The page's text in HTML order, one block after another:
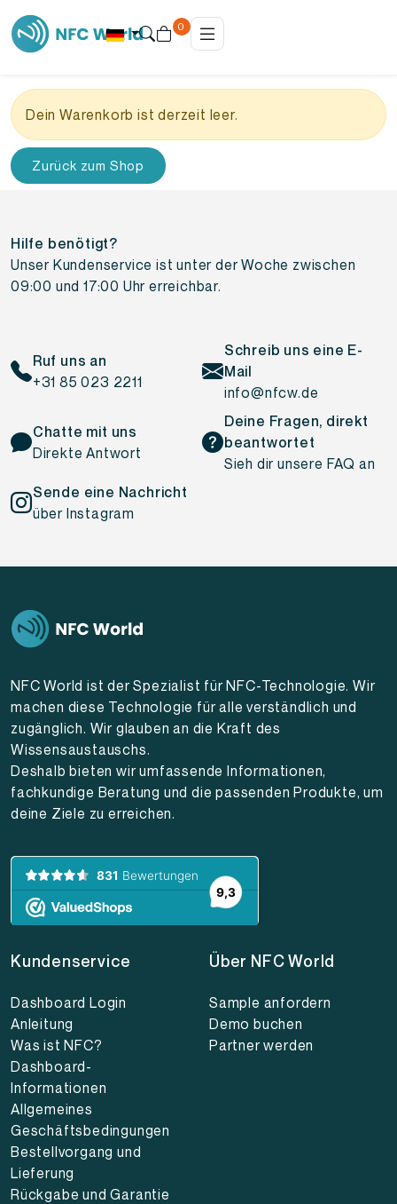
0
Dein Warenkorb ist derzeit leer.
Zurück zum Shop
Hilfe benötigt?
Unser Kundenservice ist unter der Woche zwischen
09:00 und 17:00 Uhr erreichbar.
Ruf uns an
+31 85 023 2211
Schreib uns eine E-
Mail
info@nfcw.de
Chatte mit uns
Direkte Antwort
Deine Fragen, direkt
beantwortet
Sieh dir unsere FAQ an
Sende eine Nachricht
über Instagram
NFC World ist der Spezialist für NFC-Technologie. Wir
machen diese Technologie für alle verständlich und
zugänglich. Wir glauben an die Kraft des
Wissensaustauschs.
Deshalb bieten wir umfassende Informationen,
fachkundige Beratung und die passenden Produkte, um
deine Ziele zu erreichen.
Kundenservice
Dashboard Login
Anleitung
Was ist NFC?
Dashboard-
Informationen
Allgemeines
Geschäftsbedingungen
Bestellvorgang und
Lieferung
Rückgabe und Garantie
Über NFC World
Sample anfordern
Demo buchen
Partner werden